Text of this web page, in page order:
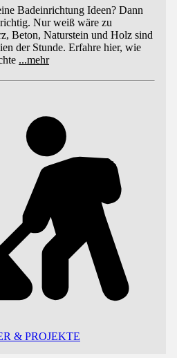
Badeinrichtung Ideen? Dann
Nur weiß wäre zu
Beton, Naturstein und Holz sind
der Stunde. Erfahre hier, wie
...mehr
& PROJEKTE